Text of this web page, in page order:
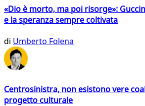
«Dio è morto, ma poi risorge»:
e la speranza sempre coltivata
di Umberto Folena
Centrosinistra, non esistono vere
progetto culturale